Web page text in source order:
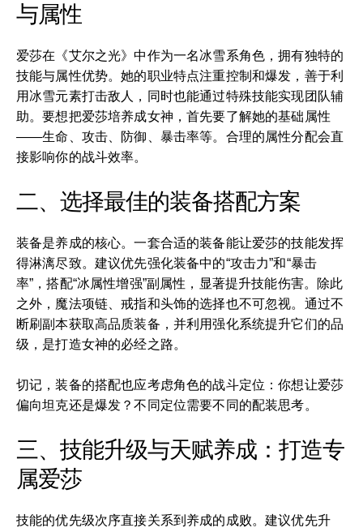
与属性
爱莎在《艾尔之光》中作为一名冰雪系角色，拥有独特的
技能与属性优势。她的职业特点注重控制和爆发，善于利
用冰雪元素打击敌人，同时也能通过特殊技能实现团队辅
助。要想把爱莎培养成女神，首先要了解她的基础属性
——生命、攻击、防御、暴击率等。合理的属性分配会直
接影响你的战斗效率。
二、选择最佳的装备搭配方案
装备是养成的核心。一套合适的装备能让爱莎的技能发挥
得淋漓尽致。建议优先强化装备中的“攻击力”和“暴击
率”，搭配“冰属性增强”副属性，显著提升技能伤害。除此
之外，魔法项链、戒指和头饰的选择也不可忽视。通过不
断刷副本获取高品质装备，并利用强化系统提升它们的品
级，是打造女神的必经之路。
切记，装备的搭配也应考虑角色的战斗定位：你想让爱莎
偏向坦克还是爆发？不同定位需要不同的配装思考。
三、技能升级与天赋养成：打造专
属爱莎
技能的优先级次序直接关系到养成的成败。建议优先升